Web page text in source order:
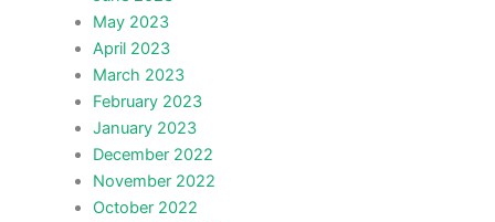
May 2023
April 2023
March 2023
February 2023
January 2023
December 2022
November 2022
October 2022